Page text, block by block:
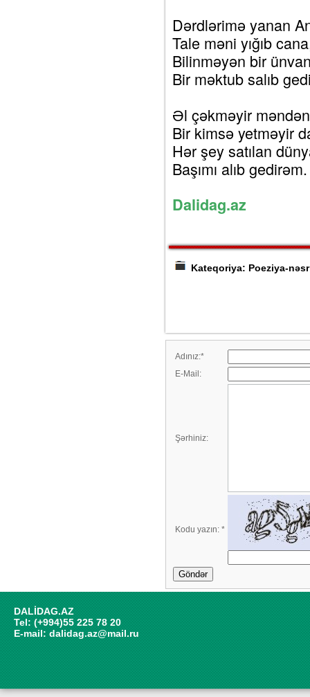
Dərdlərimə yanan
Tale məni yığıb
Bilinməyən bir
Bir məktub salıb
Əl çəkməyir
Bir kimsə yetməyir
Hər şey satılan
Başımı alıb gedirəm.
Dalidag.az
Kateqoriya: Poeziya-nəsr
Adınız:*
E-Mail:
Şərhiniz:
Kodu yazın: *
Göndər
DALİDAG.AZ
Tel: (+994)55 225 78 20
E-mail: dalidag.az@mail.ru